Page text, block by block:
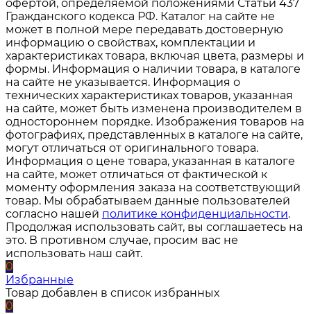
офертой, определяемой положениями Статьи 437
Гражданского кодекса РФ. Каталог на сайте не
может в полной мере передавать достоверную
информацию о свойствах, комплектации и
характеристиках товара, включая цвета, размеры и
формы. Информация о наличии товара, в каталоге
на сайте не указывается. Информация о
технических характеристиках товаров, указанная
на сайте, может быть изменена производителем в
одностороннем порядке. Изображения товаров на
фотографиях, представленных в каталоге на сайте,
могут отличаться от оригинального товара.
Информация о цене товара, указанная в каталоге
на сайте, может отличаться от фактической к
моменту оформления заказа на соответствующий
товар. Мы обрабатываем данные пользователей
согласно нашей политике конфиденциальности.
Продолжая использовать сайт, вы соглашаетесь на
это. В противном случае, просим вас не
использовать наш сайт.
0
Избранные
Товар добавлен в список избранных
0